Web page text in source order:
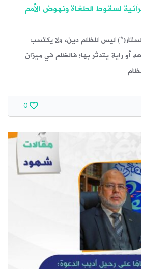
لسقوط الطغاة ونهوض الأمم
ليس للظلم دين، ولا يكتسب
راية يتدثر بها؛ فالظلم في ميزان
0